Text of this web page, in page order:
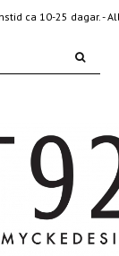
ca 10-25 dagar. -